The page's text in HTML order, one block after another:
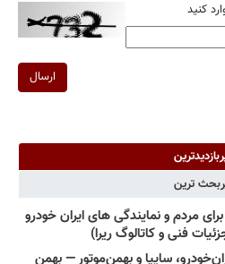
کنید
ارسال
ترین
مردم و نمایندگی های ایران خودرو
فنی و کاتالوگ ریرا)
سایپا و بهمن‌موتور — بهمن